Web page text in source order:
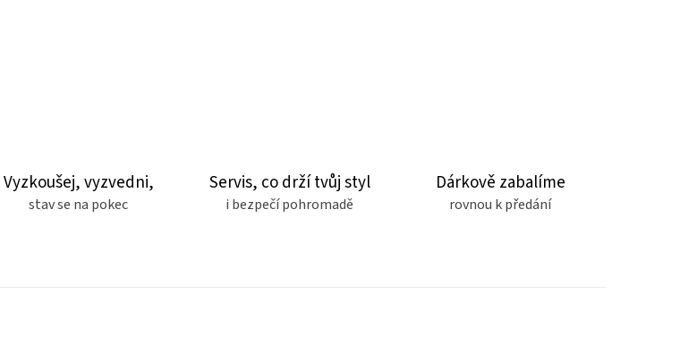
Vyzkoušej, vyzvedni,
stav se na pokec
Servis, co drží tvůj styl
i bezpečí pohromadě
Dárkově zabalíme
rovnou k předání